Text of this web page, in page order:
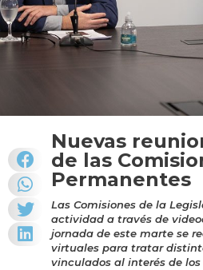
Nuevas
de las
Permanentes
Las Comisiones de la
actividad a través de
jornada de este marte se
virtuales para tratar
vinculados al interés de los